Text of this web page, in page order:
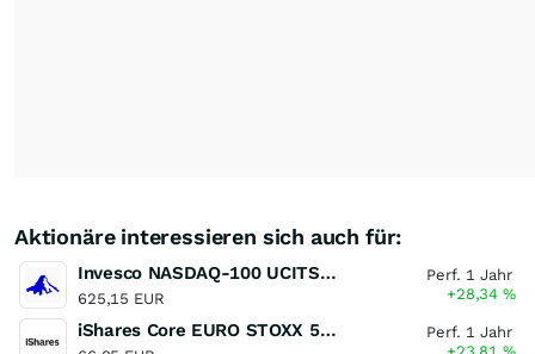
Aktionäre interessieren sich auch für:
Invesco NASDAQ-100 UCITS ETF
625,15 EUR
Perf. 1 Jahr
+28,34%
iShares Core EURO STOXX 50 UCITS ETF (DE)
Perf. 1 Jahr